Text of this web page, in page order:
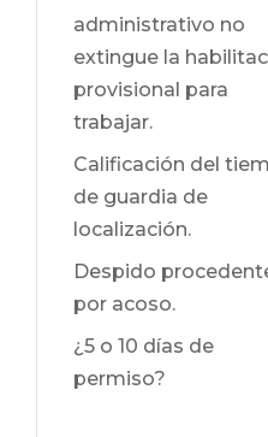
administrativo no
extingue la
provisional para
trabajar.
Calificación del
de guardia de
localización.
Despido
por acoso.
¿5 o 10 días de
permiso?